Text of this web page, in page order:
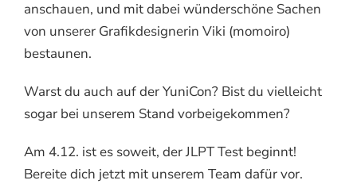
anschauen, und mit dabei wünderschöne Sachen
von unserer Grafikdesignerin Viki (momoiro)
bestaunen.
Warst du auch auf der YuniCon? Bist du vielleicht
sogar bei unserem Stand vorbeigekommen?
Am 4.12. ist es soweit, der JLPT Test beginnt!
Bereite dich jetzt mit unserem Team dafür vor.